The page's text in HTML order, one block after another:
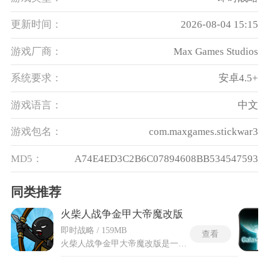
更新时间： 2026-08-04 15:15
游戏厂商： Max Games Studios
系统要求： 安卓4.5+
游戏语言： 中文
游戏包名： com.maxgames.stickwar3
MD5： A74E4ED3C2B6C07894608BB534547593
同类推荐
火柴人战争金甲大帝魔改版
即时战略 / 159MB
查看